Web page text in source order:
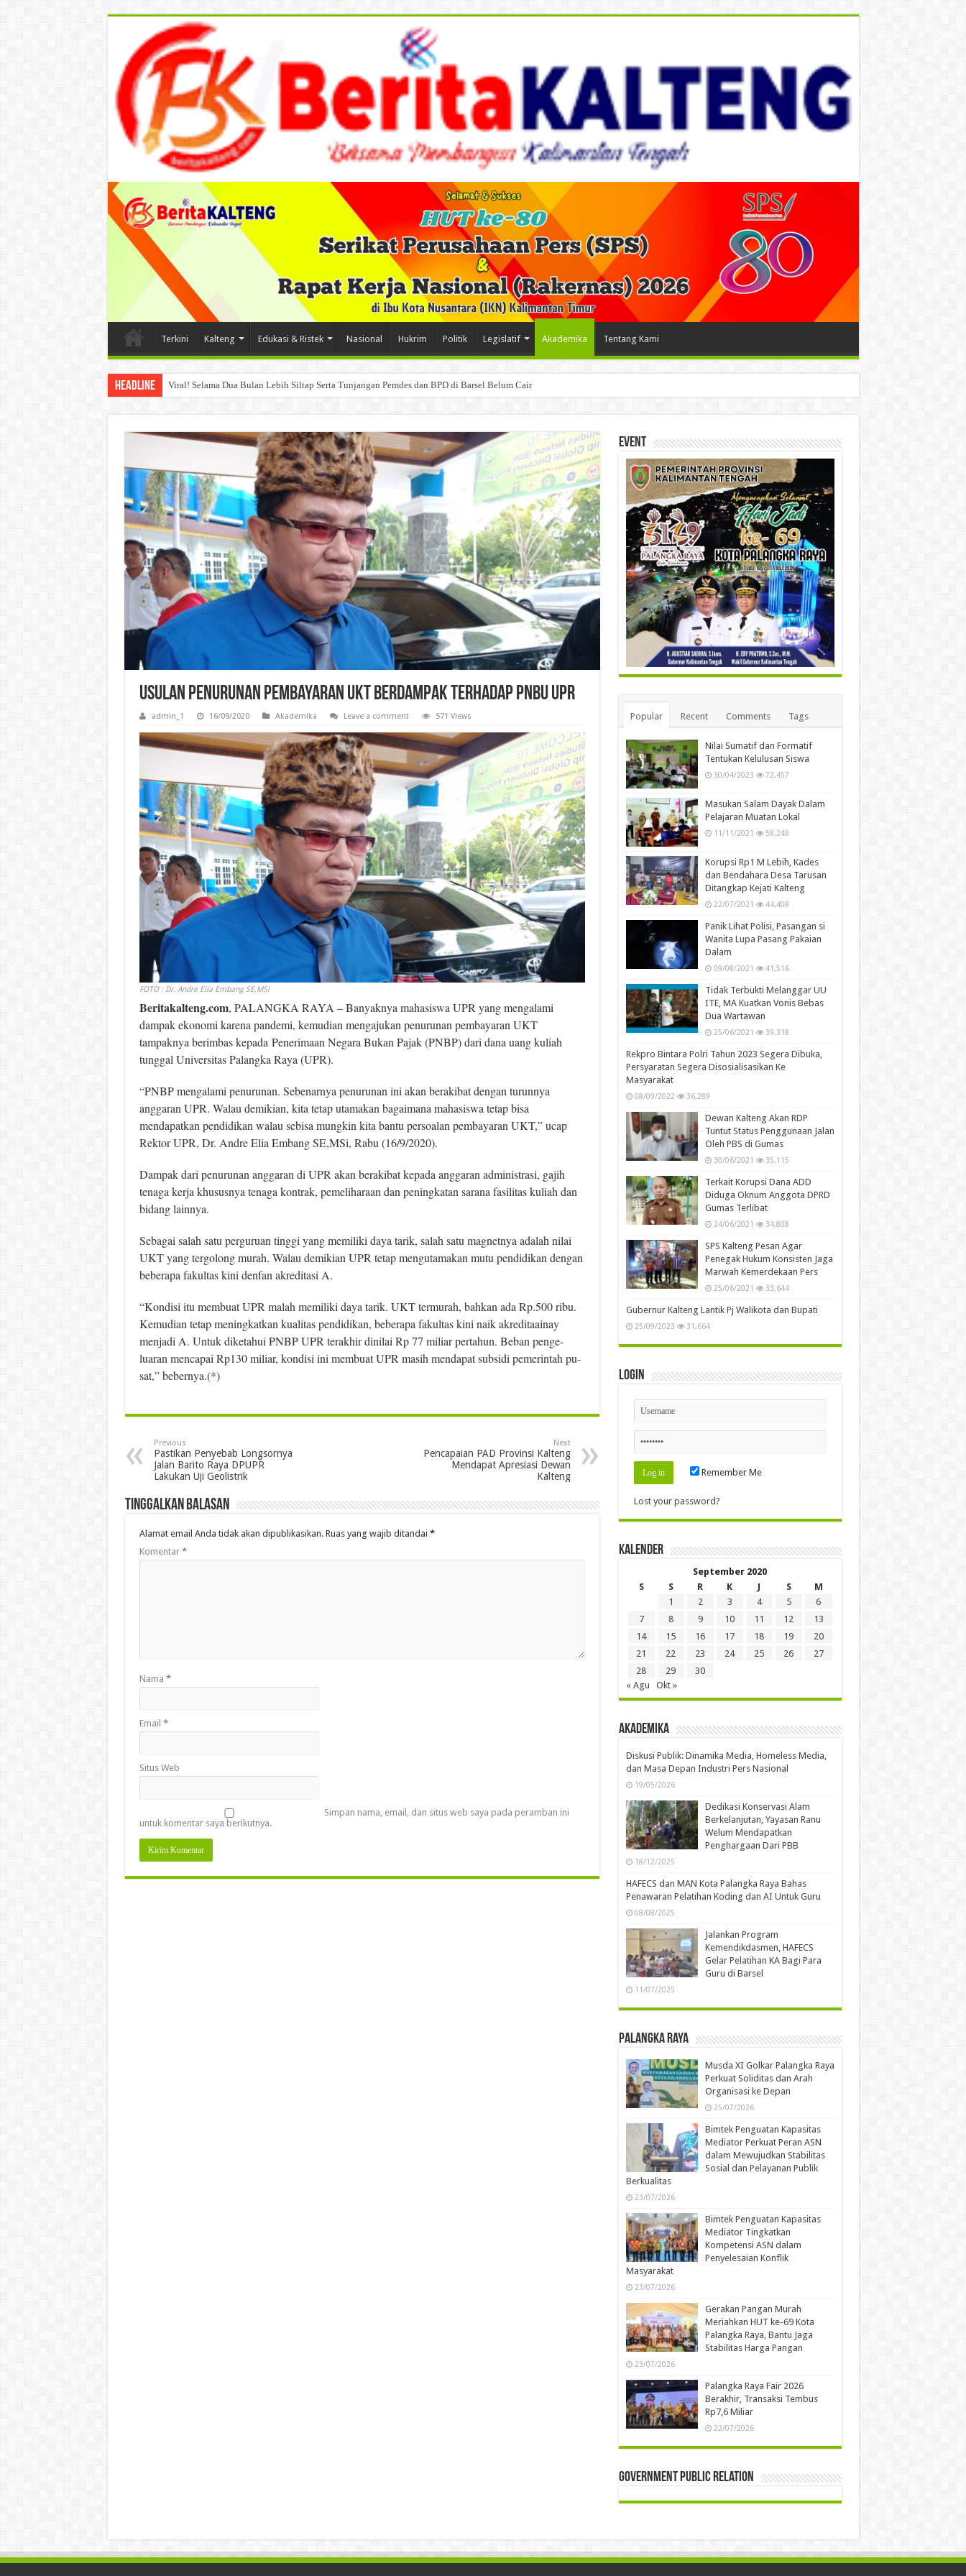
Terkini Kalteng Edukasi & Ristek Nasional Hukrim Politik Legislatif Akademika Tentang Kami
Headline Viral! Selama Dua Bulan Lebih Siltap Serta Tunjangan Pemdes dan BPD di Barsel Belum Cair
Usulan Penurunan Pembayaran UKT Berdampak Terhadap PNBU UPR
admin_1 16/09/2020 Akademika Leave a comment 571 Views
FOTO : Dr. Andre Elia Embang SE,MSi
Beritakalteng.com, PALANGKA RAYA – Banyaknya mahasiswa UPR yang mengalami
dampak ekonomi karena pandemi, kemudian mengajukan penurunan pembayaran UKT
tampaknya berimbas kepada Peneri­maan Negara Bukan Pajak (PNBP) dari dana uang kuliah
tunggal Universitas Palangka Raya (UPR).
“PNBP mengalami penurunan. Sebenarnya penurunan ini akan be­rakibat dengan turunnya
anggaran UPR. Walau demikian, kita tetap utamakan bagaimana mahasiswa tetap bisa
mendapatkan pendidikan walau sebisa mungkin kita bantu persoalan pembayaran UKT,” ucap
Rektor UPR, Dr. Andre Elia Embang SE,MSi, Rabu (16/9/2020).
Dampak dari penurunan anggaran di UPR akan berakibat kepada anggaran admin­istrasi, gajih
tenaga kerja khusus­nya tenaga kontrak, pemeliharaan dan peningkatan sarana fasilitas kuliah dan
bidang lainnya.
Sebagai salah satu perguruan tinggi yang memiliki daya tarik, salah satu magnetnya adalah nilai
UKT yang tergolong murah. Walau de­mikian UPR tetap mengutamakan mutu pendidikan dengan
beberapa fakultas kini denfan akreditasi A.
“Kondisi itu membuat UPR malah memiliki daya tarik. UKT termurah, bahkan ada Rp.500 ribu.
Kemudian tetap meningkat­kan kualitas pendidikan, beberapa fakultas kini naik akreditaain­ay
menjadi A. Untuk diketahui PNBP UPR terakhir dinilai Rp 77 miliar pertahun. Beban penge­
luaran mencapai Rp130 miliar, kondisi ini membuat UPR masih mendapat subsidi pemerintah pu­
sat,” bebernya.(*)
Previous
Pastikan Penyebab Longsornya
Jalan Barito Raya DPUPR
Lakukan Uji Geolistrik
Next
Pencapaian PAD Provinsi Kalteng
Mendapat Apresiasi Dewan
Kalteng
Tinggalkan Balasan
Alamat email Anda tidak akan dipublikasikan. Ruas yang wajib ditandai *
Komentar *
Nama *
Email *
Situs Web
Simpan nama, email, dan situs web saya pada peramban ini
untuk komentar saya berikutnya.
Event
Popular Recent Comments Tags
Nilai Sumatif dan Formatif
Tentukan Kelulusan Siswa
30/04/2023 72,457
Masukan Salam Dayak Dalam
Pelajaran Muatan Lokal
11/11/2021 58,249
Korupsi Rp1 M Lebih, Kades
dan Bendahara Desa Tarusan
Ditangkap Kejati Kalteng
22/07/2021 44,408
Panik Lihat Polisi, Pasangan si
Wanita Lupa Pasang Pakaian
Dalam
09/08/2021 41,516
Tidak Terbukti Melanggar UU
ITE, MA Kuatkan Vonis Bebas
Dua Wartawan
25/06/2021 39,318
Rekpro Bintara Polri Tahun 2023 Segera Dibuka,
Persyaratan Segera Disosialisasikan Ke
Masyarakat
08/09/2022 36,289
Dewan Kalteng Akan RDP
Tuntut Status Penggunaan Jalan
Oleh PBS di Gumas
30/06/2021 35,115
Terkait Korupsi Dana ADD
Diduga Oknum Anggota DPRD
Gumas Terlibat
24/06/2021 34,808
SPS Kalteng Pesan Agar
Penegak Hukum Konsisten Jaga
Marwah Kemerdekaan Pers
25/06/2021 33,644
Gubernur Kalteng Lantik Pj Walikota dan Bupati
25/09/2023 31,664
Login
Remember Me
Lost your password?
Kalender
September 2020
S
S R K J S
M
1
2 3 4 5
6
7
8 9 10 11 12
13
14
15 16 17 18 19
20
21
22 23 24 25 26
27
28
29
30
« Agu
Okt »
Akademika
Diskusi Publik: Dinamika Media, Homeless Media,
dan Masa Depan Industri Pers Nasional
19/05/2026
Dedikasi Konservasi Alam
Berkelanjutan, Yayasan Ranu
Welum Mendapatkan
Penghargaan Dari PBB
18/12/2025
HAFECS dan MAN Kota Palangka Raya Bahas
Penawaran Pelatihan Koding dan AI Untuk Guru
08/08/2025
Jalankan Program
Kemendikdasmen, HAFECS
Gelar Pelatihan KA Bagi Para
Guru di Barsel
11/07/2025
Palangka Raya
Musda XI Golkar Palangka Raya
Perkuat Soliditas dan Arah
Organisasi ke Depan
25/07/2026
Bimtek Penguatan Kapasitas
Mediator Perkuat Peran ASN
dalam Mewujudkan Stabilitas
Sosial dan Pelayanan Publik
Berkualitas
23/07/2026
Bimtek Penguatan Kapasitas
Mediator Tingkatkan
Kompetensi ASN dalam
Penyelesaian Konflik
Masyarakat
23/07/2026
Gerakan Pangan Murah
Meriahkan HUT ke-69 Kota
Palangka Raya, Bantu Jaga
Stabilitas Harga Pangan
23/07/2026
Palangka Raya Fair 2026
Berakhir, Transaksi Tembus
Rp7,6 Miliar
22/07/2026
Government Public Relation